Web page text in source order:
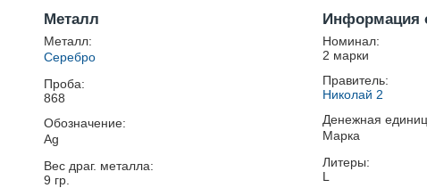
Металл
Металл:
Серебро
Проба:
868
Обозначение:
Ag
Вес драг. металла:
9 гр.
Информация
Номинал:
2 марки
Правитель:
Николай 2
Денежная
Марка
Литеры:
L